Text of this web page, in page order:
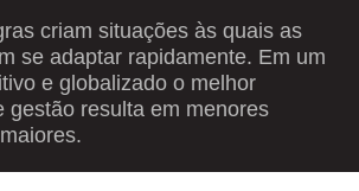
criam situações às quais as
se adaptar rapidamente. Em um
e globalizado o melhor
gestão resulta em menores